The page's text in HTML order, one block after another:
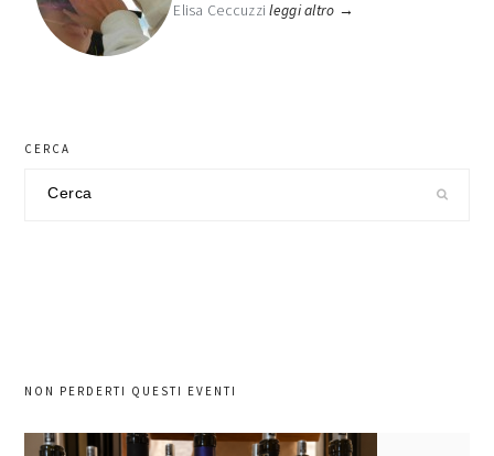
Elisa Ceccuzzileggi altro →
CERCA
NON PERDERTI QUESTI EVENTI